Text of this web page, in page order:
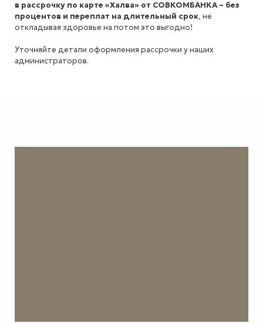
в рассрочку по карте «Халва» от СОВКОМБАНКА – без
процентов и переплат на длительный срок, не
откладывая здоровье на потом это выгодно!
Уточняйте детали оформления рассрочки у наших
администраторов.